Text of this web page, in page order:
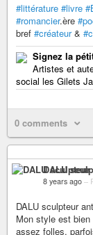
#littérature #livre
#romancier.ère
bref #créateur&
Signez la
Artistes et
social les Gilets
0 comments
DALU
8 years ago –
DALU sculpteur
Mon style est
assez folles,